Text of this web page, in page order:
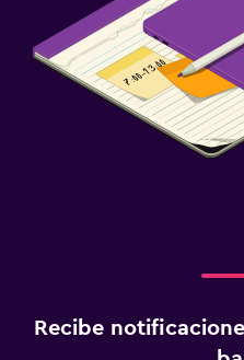
Recibe